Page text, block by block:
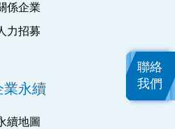
係企業
力招募
業永續
續地圖
聯絡
我們